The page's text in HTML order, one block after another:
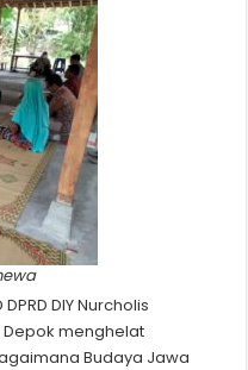
DIY Nurcholis
Depok menghelat
Budaya Jawa